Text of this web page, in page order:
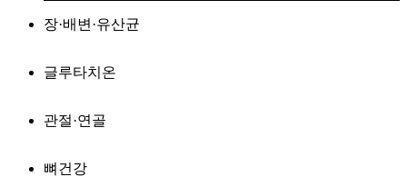
장·배변·유산균
글루타치온
관절·연골
뼈건강